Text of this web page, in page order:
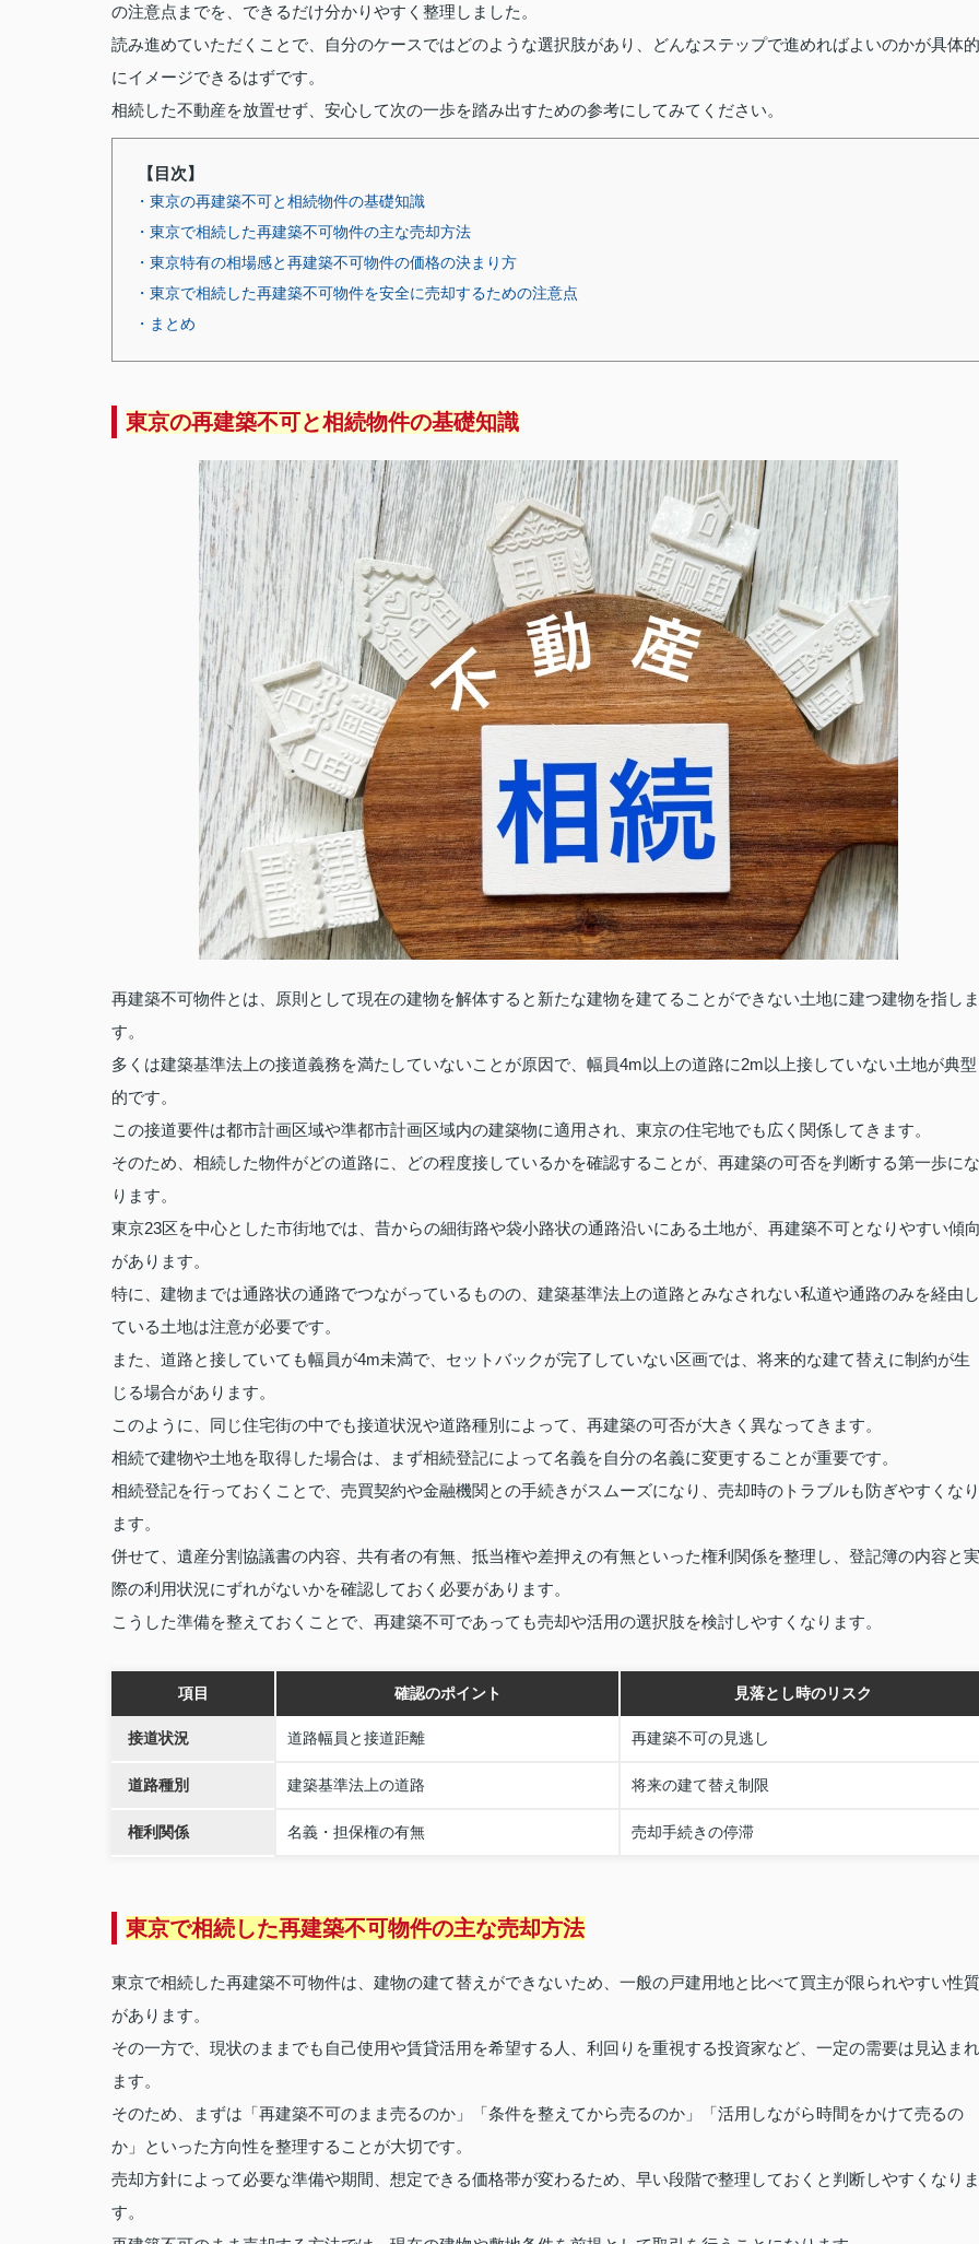
の注意点までを、できるだけ分かりやすく整理しました。
読み進めていただくことで、自分のケースではどのような選択肢があり、どんなステップで進めればよいのかが具体的
にイメージできるはずです。
相続した不動産を放置せず、安心して次の一歩を踏み出すための参考にしてみてください。
【目次】
・東京の再建築不可と相続物件の基礎知識
・東京で相続した再建築不可物件の主な売却方法
・東京特有の相場感と再建築不可物件の価格の決まり方
・東京で相続した再建築不可物件を安全に売却するための注意点
・まとめ
東京の再建築不可と相続物件の基礎知識
再建築不可物件とは、原則として現在の建物を解体すると新たな建物を建てることができない土地に建つ建物を指しま
す。
多くは建築基準法上の接道義務を満たしていないことが原因で、幅員4m以上の道路に2m以上接していない土地が典型
的です。
この接道要件は都市計画区域や準都市計画区域内の建築物に適用され、東京の住宅地でも広く関係してきます。
そのため、相続した物件がどの道路に、どの程度接しているかを確認することが、再建築の可否を判断する第一歩にな
ります。
東京23区を中心とした市街地では、昔からの細街路や袋小路状の通路沿いにある土地が、再建築不可となりやすい傾向
があります。
特に、建物までは通路状の通路でつながっているものの、建築基準法上の道路とみなされない私道や通路のみを経由し
ている土地は注意が必要です。
また、道路と接していても幅員が4m未満で、セットバックが完了していない区画では、将来的な建て替えに制約が生
じる場合があります。
このように、同じ住宅街の中でも接道状況や道路種別によって、再建築の可否が大きく異なってきます。
相続で建物や土地を取得した場合は、まず相続登記によって名義を自分の名義に変更することが重要です。
相続登記を行っておくことで、売買契約や金融機関との手続きがスムーズになり、売却時のトラブルも防ぎやすくなり
ます。
併せて、遺産分割協議書の内容、共有者の有無、抵当権や差押えの有無といった権利関係を整理し、登記簿の内容と実
際の利用状況にずれがないかを確認しておく必要があります。
こうした準備を整えておくことで、再建築不可であっても売却や活用の選択肢を検討しやすくなります。
項目 確認のポイント 見落とし時のリスク
接道状況 道路幅員と接道距離 再建築不可の見逃し
道路種別 建築基準法上の道路 将来の建て替え制限
権利関係 名義・担保権の有無 売却手続きの停滞
東京で相続した再建築不可物件の主な売却方法
東京で相続した再建築不可物件は、建物の建て替えができないため、一般の戸建用地と比べて買主が限られやすい性質
があります。
その一方で、現状のままでも自己使用や賃貸活用を希望する人、利回りを重視する投資家など、一定の需要は見込まれ
ます。
そのため、まずは「再建築不可のまま売るのか」「条件を整えてから売るのか」「活用しながら時間をかけて売るの
か」といった方向性を整理することが大切です。
売却方針によって必要な準備や期間、想定できる価格帯が変わるため、早い段階で整理しておくと判断しやすくなりま
す。